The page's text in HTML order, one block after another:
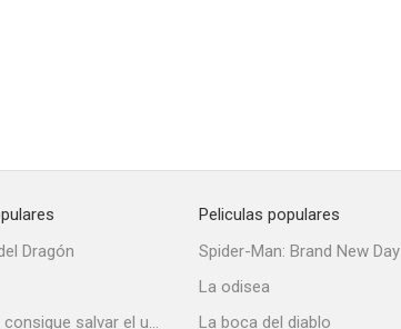
Dragón
Stuart no consigue salvar el universo
Peliculas populares
Spider-Man: Brand New Day
La odisea
La boca del diablo